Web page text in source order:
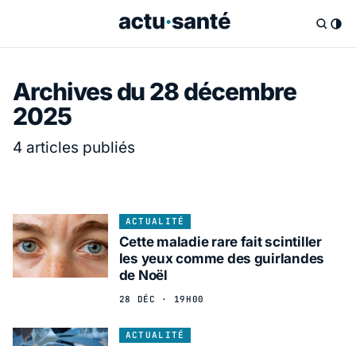
Archives du 28 décembre
2025
4 articles publiés
ACTUALITÉ
Cette maladie rare fait scintiller
les yeux comme des guirlandes
de Noël
28 DÉC · 19H00
ACTUALITÉ